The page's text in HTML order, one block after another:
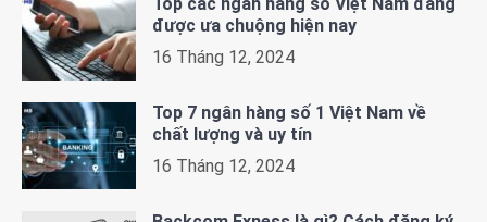
được ưa chuộng hiện nay
16 Tháng 12, 2024
Top 7 ngân hàng số 1 Việt Nam về
chất lượng và uy tín
16 Tháng 12, 2024